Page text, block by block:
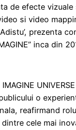
de efecte vizuale
si video
prezenta
inca din
o
reafirmand
dintre cele mai